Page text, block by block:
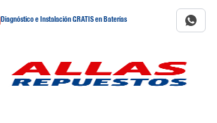
Diagnóstico e Instalación GRATIS en Baterías